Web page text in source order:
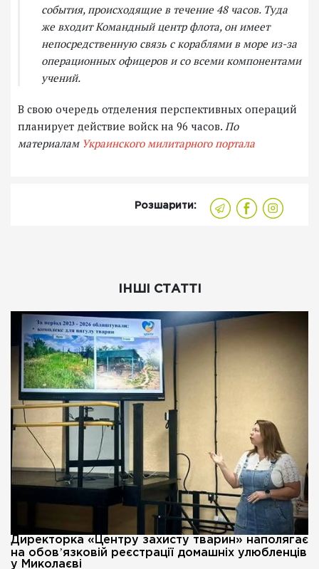
события, происходящие в течение 48 часов. Туда
же входит Командный центр флота, он имеет
непосредственную связь с кораблями в море из-за
операционных офицеров и со всеми компонентами
учений.
В свою очередь отделения перспективных операций
планирует действие войск на 96 часов. По
материалам Украинского милитарного портала
Розшарити:
ІНШІ СТАТТІ
Директорка «Центру захисту тварин» наполягає
на обовʼязковій реєстрації домашніх улюбленців
у Миколаєві